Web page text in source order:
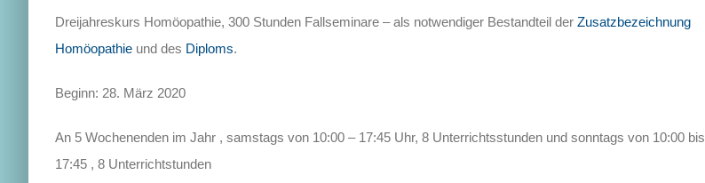
Dreijahreskurs Homöopathie, 300 Stunden Fallseminare – als notwendiger Bestandteil der Zusatzbezeichnung
Homöopathie und des Diploms.
Beginn: 28. März 2020
An 5 Wochenenden im Jahr , samstags von 10:00 – 17:45 Uhr, 8 Unterrichtsstunden und sonntags von 10:00 bis
17:45 , 8 Unterrichtstunden